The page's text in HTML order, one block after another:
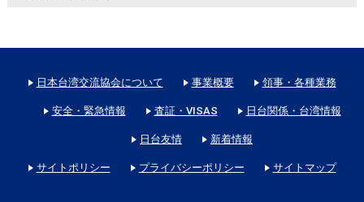
日本台湾交流協会について 事業概要 領事・各種業務
安全・緊急情報 査証・VISAS 日台関係・台湾情報
日台友情 新着情報
サイトポリシー プライバシーポリシー サイトマップ